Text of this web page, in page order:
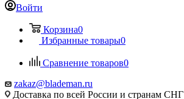
Войти
Корзина0
Избранные товары0
Сравнение товаров0
zakaz@blademan.ru
Доставка по всей России и странам СНГ